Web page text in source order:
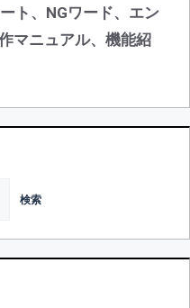
ト 、 NGワード、 エン
マニュアル、 機能紹
検索